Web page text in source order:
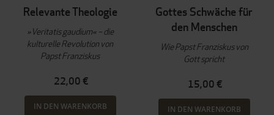
Relevante Theologie
»Veritatis gaudium« – die
kulturelle Revolution von
Papst Franziskus
22,00 €
IN DEN WARENKORB
Gottes Schwäche für
den Menschen
Wie Papst Franziskus von
Gott spricht
15,00 €
IN DEN WARENKORB